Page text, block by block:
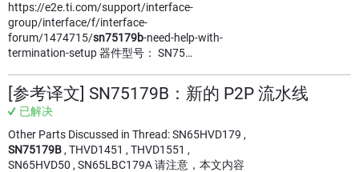
https://e2e.ti.com/support/interface-
group/interface/f/interface-
forum/1474715/sn75179b-need-help-with-
termination-setup 器件型号： SN75…
[参考译文] SN75179B：新的 P2P 流水线
已解决
Other Parts Discussed in Thread: SN65HVD179 ,
SN75179B , THVD1451 , THVD1551 ,
SN65HVD50 , SN65LBC179A 请注意，本文内容